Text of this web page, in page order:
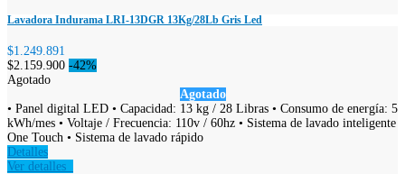
Lavadora Indurama LRI-13DGR 13Kg/28Lb Gris Led
$1.249.891
$2.159.900 -42%
Agotado
Agotado
• Panel digital LED • Capacidad: 13 kg / 28 Libras • Consumo de energía: 5
kWh/mes • Voltaje / Frecuencia: 110v / 60hz • Sistema de lavado inteligente
One Touch • Sistema de lavado rápido
Detalles
Ver detalles